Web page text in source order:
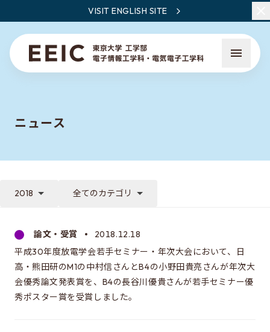
VISIT ENGLISH SITE
EEICとは
EEICで学ぶこと
EEICの授業
カリキュラム・講義系統図
ニュース
2018 全てのカテゴリ
論文・受賞
2018.12.18
平成30年度放電学会若手セミナー・年次大会において、日
高・熊田研のM1の中村信さんとB4の小野田貴亮さんが年次大
会優秀論文発表賞を、B4の長谷川優貴さんが若手セミナー優
秀ポスター賞を受賞しました。